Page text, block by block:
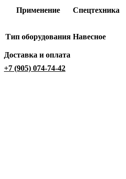
+7 (905) 074-74-42
Применение Спецтехника
Тип оборудования Навесное
Доставка и оплата